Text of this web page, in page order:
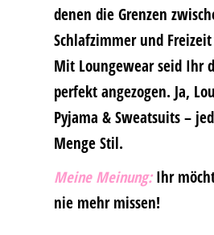
denen die Grenzen
Schlafzimmer und
Mit Loungewear seid Ihr
perfekt angezogen. Ja,
Pyjama & Sweatsuits –
Menge Stil.
Meine Meinung:Ihr
nie mehr missen!